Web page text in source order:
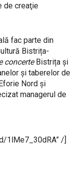
de creaţie
fac parte din
Bistrița-
concerteBistrița și
și taberelor de
Nord și
managerul de
1lMe7_30dRA” /]